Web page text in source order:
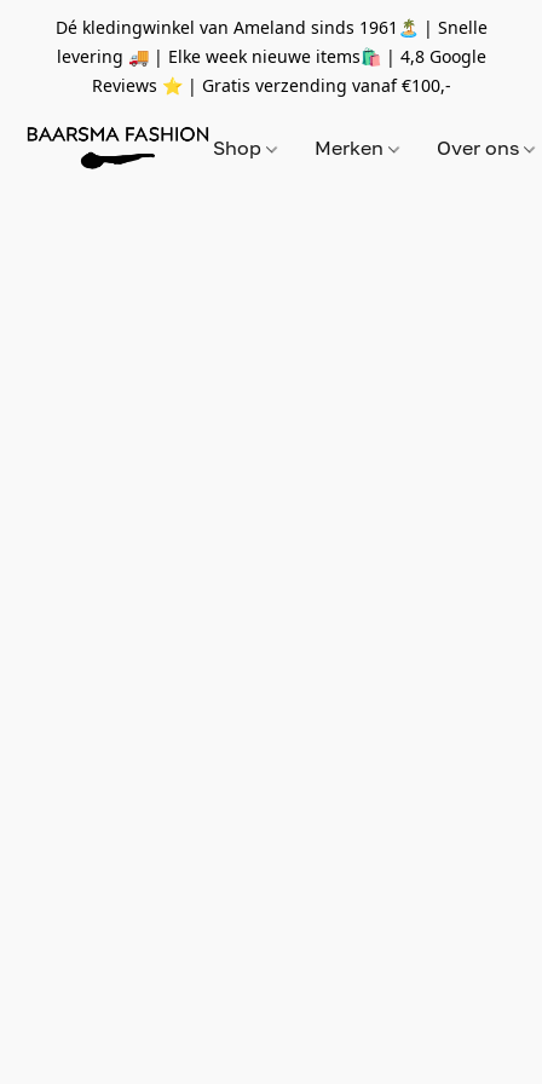
Dé kledingwinkel van Ameland sinds 1961🏝 | Snelle
levering 🚚 | Elke week nieuwe items🛍 | 4,8 Google
Reviews ⭐️ | Gratis verzending vanaf€100,-
Shop Merken Over ons